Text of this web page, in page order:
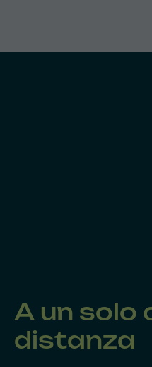
A un solo
distanza